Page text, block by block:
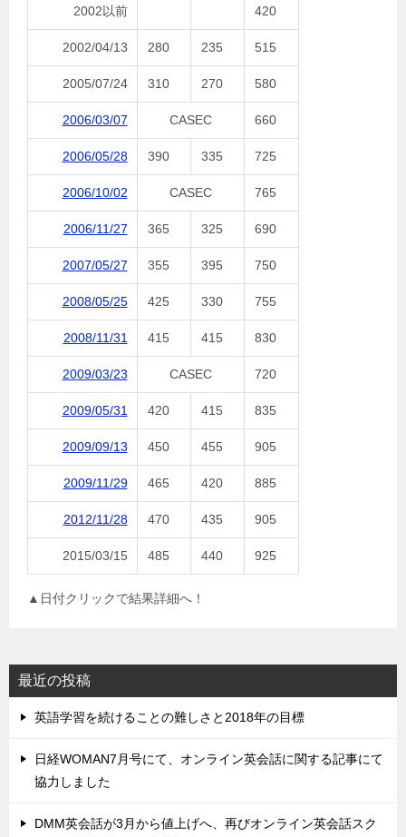
2002以前 420
2002/04/13 280 235 515
2005/07/24 310 270 580
2006/03/07 CASEC 660
2006/05/28 390 335 725
2006/10/02 CASEC 765
2006/11/27 365 325 690
2007/05/27 355 395 750
2008/05/25 425 330 755
2008/11/31 415 415 830
2009/03/23 CASEC 720
2009/05/31 420 415 835
2009/09/13 450 455 905
2009/11/29 465 420 885
2012/11/28 470 435 905
2015/03/15 485 440 925
▲日付クリックで結果詳細へ！
最近の投稿
英語学習を続けることの難しさと2018年の目標
日経WOMAN7月号にて、オンライン英会話に関する記事にて
協力しました
DMM英会話が3月から値上げへ、再びオンライン英会話スク